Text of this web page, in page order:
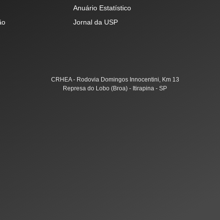
Anuário Estatístico
Jornal da USP
CRHEA - Rodovia Domingos Innocentini, Km 13
Represa do Lobo (Broa) - Itirapina - SP